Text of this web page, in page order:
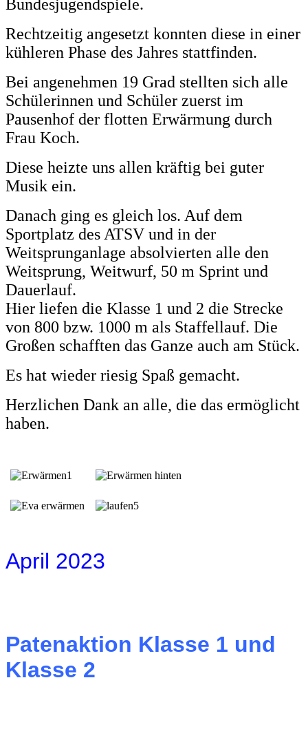
Bundesjugendspiele.
Rechtzeitig angesetzt konnten diese in einer
kühleren Phase des Jahres stattfinden.
Bei angenehmen 19 Grad stellten sich alle
Schülerinnen und Schüler zuerst im
Pausenhof der flotten Erwärmung durch
Frau Koch.
Diese heizte uns allen kräftig bei guter
Musik ein.
Danach ging es gleich los. Auf dem
Sportplatz des ATSV und in der
Weitsprunganlage absolvierten alle den
Weitsprung, Weitwurf, 50 m Sprint und
Dauerlauf.
Hier liefen die Klasse 1 und 2 die Strecke
von 800 bzw. 1000 m als Staffellauf. Die
Großen schafften das Ganze auch am Stück.
Es hat wieder riesig Spaß gemacht.
Herzlichen Dank an alle, die das ermöglicht
haben.
April 2023
Patenaktion Klasse 1 und
Klasse 2